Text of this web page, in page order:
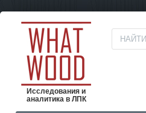
Исследования и
аналитика в ЛПК